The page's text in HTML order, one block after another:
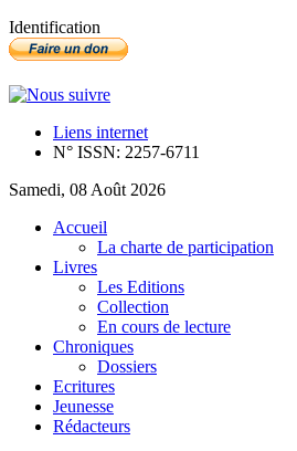
Identification
Liens internet
N° ISSN: 2257-6711
Samedi, 08 Août 2026
Accueil
La charte de participation
Livres
Les Editions
Collection
En cours de lecture
Chroniques
Dossiers
Ecritures
Jeunesse
Rédacteurs